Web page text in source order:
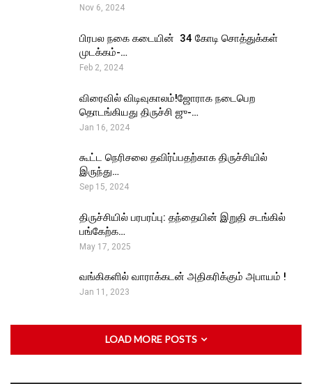
Nov 6, 2024
பிரபல நகை கடையின் ₹ 34 கோடி சொத்துக்கள்
முடக்கம்-…
Feb 2, 2024
விரைவில் விடிவுகாலம்!ஜோராக நடைபெற
தொடங்கியது திருச்சி ஜு-…
Jan 16, 2024
கூட்ட நெரிசலை தவிர்ப்பதற்காக திருச்சியில்
இருந்து…
Sep 15, 2024
திருச்சியில் பரபரப்பு: தந்தையின் இறுதி சடங்கில்
பங்கேற்க…
May 17, 2025
வங்கிகளில் வாராக்கடன் அதிகரிக்கும் அபாயம் !
Jan 11, 2023
LOAD MORE POSTS